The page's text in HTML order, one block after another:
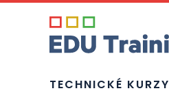
TECHNICKÉ KURZY